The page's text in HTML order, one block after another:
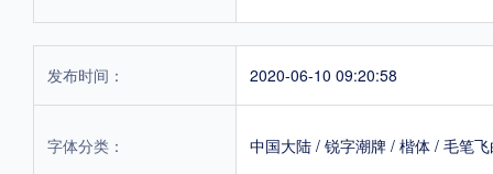
发布时间： 2020-06-10 09:20:58
字体分类： 中国大陆 / 锐字潮牌 / 楷体 / 毛笔